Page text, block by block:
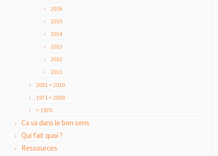
2016
2015
2014
2013
2012
2011
2001 > 2010
1971 > 2000
> 1970
Ca va dans le bon sens
Qui fait quoi ?
Ressources